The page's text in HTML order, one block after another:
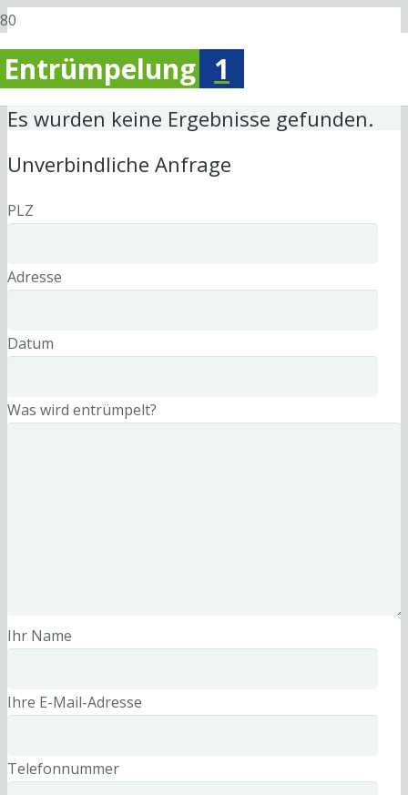
Entrümpelung 1
Es wurden keine Ergebnisse gefunden.
Unverbindliche Anfrage
PLZ
Adresse
Datum
Was wird entrümpelt?
Ihr Name
Ihre E-Mail-Adresse
Telefonnummer